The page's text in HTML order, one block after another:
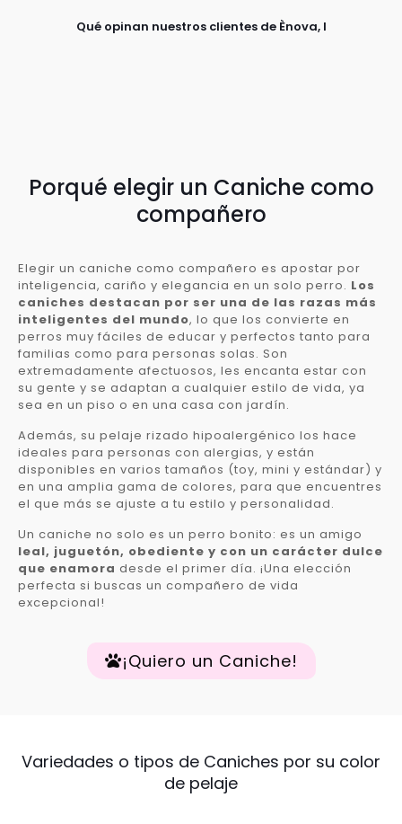
Qué opinan nuestros clientes de Ènova, l
Porqué elegir un Caniche como
compañero
Elegir un caniche como compañero es apostar por
inteligencia, cariño y elegancia en un solo perro. Los
caniches destacan por ser una de las razas más
inteligentes del mundo, lo que los convierte en
perros muy fáciles de educar y perfectos tanto para
familias como para personas solas. Son
extremadamente afectuosos, les encanta estar con
su gente y se adaptan a cualquier estilo de vida, ya
sea en un piso o en una casa con jardín.
Además, su pelaje rizado hipoalergénico los hace
ideales para personas con alergias, y están
disponibles en varios tamaños (toy, mini y estándar) y
en una amplia gama de colores, para que encuentres
el que más se ajuste a tu estilo y personalidad.
Un caniche no solo es un perro bonito: es un amigo
leal, juguetón, obediente y con un carácter dulce
que enamora desde el primer día. ¡Una elección
perfecta si buscas un compañero de vida
excepcional!
¡Quiero un Caniche!
Variedades o tipos de Caniches por su color
de pelaje